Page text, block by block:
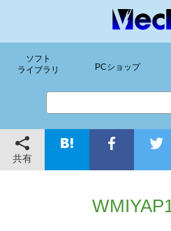
ソフト
ライブラリ
PCショップ
共有